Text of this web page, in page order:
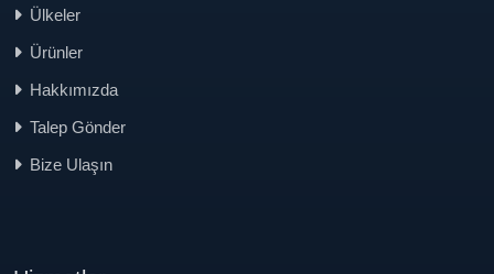
Ülkeler
Ürünler
Hakkımızda
Talep Gönder
Bize Ulaşın